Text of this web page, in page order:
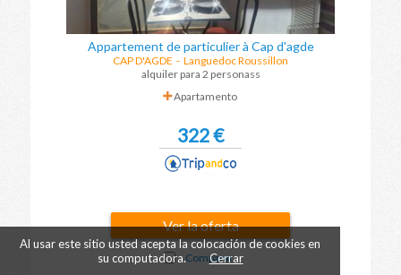
Appartement de particulier à Cap d'agde
CAP D'AGDE - Languedoc Roussillon
alquiler para 2 personass
Apartamento
322 €
Ver la oferta
Comparar
Al usar este sitio usted acepta la colocación de cookies en
su computadora.
Cerrar